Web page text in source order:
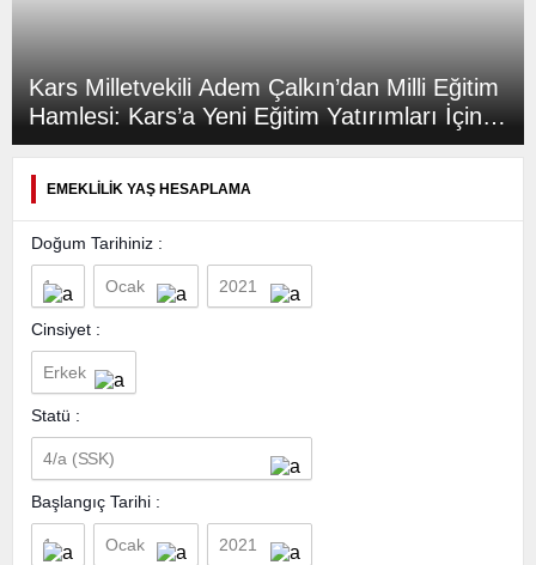
Kars Milletvekili Adem Çalkın’dan Milli Eğitim
Hamlesi: Kars’a Yeni Eğitim Yatırımları İçin
Bakan Tekin ile Görüştü
EMEKLİLİK YAŞ HESAPLAMA
Doğum Tarihiniz :
Cinsiyet :
Statü :
Başlangıç Tarihi :